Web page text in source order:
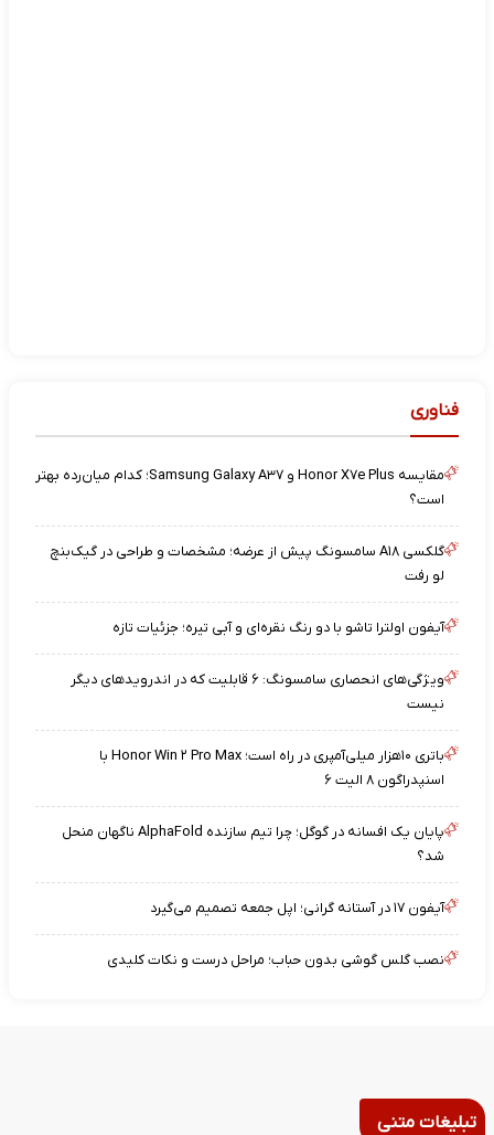
فناوری
مقایسه Honor X۷e Plus و Samsung Galaxy A۳۷؛ کدام میان‌رده بهتر
است؟
گلکسی A۱۸ سامسونگ پیش از عرضه؛ مشخصات و طراحی در گیک‌بنچ
لو رفت
آیفون اولترا تاشو با دو رنگ نقره‌ای و آبی تیره؛ جزئیات تازه
ویژگی‌های انحصاری سامسونگ: ۶ قابلیت که در اندرویدهای دیگر
نیست
باتری ۱۰هزار میلی‌آمپری در راه است؛ Honor Win ۲ Pro Max با
اسنپدراگون ۸ الیت ۶
پایان یک افسانه در گوگل؛ چرا تیم سازنده AlphaFold ناگهان منحل
شد؟
آیفون ۱۷ در آستانه گرانی؛ اپل جمعه تصمیم می‌گیرد
نصب گلس گوشی بدون حباب؛ مراحل درست و نکات کلیدی
تبلیغات متنی